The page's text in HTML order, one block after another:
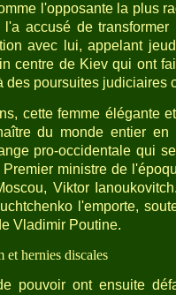
l'opposante la plus
accusé de
avec lui, appelant
centre de Kiev qui ont
des poursuites judiciaires
cette femme élégante
du monde entier
pro-occidentale qui
ministre de
Viktor
l'emporte,
Vladimir Poutine.
et hernies discales
pouvoir ont ensuite